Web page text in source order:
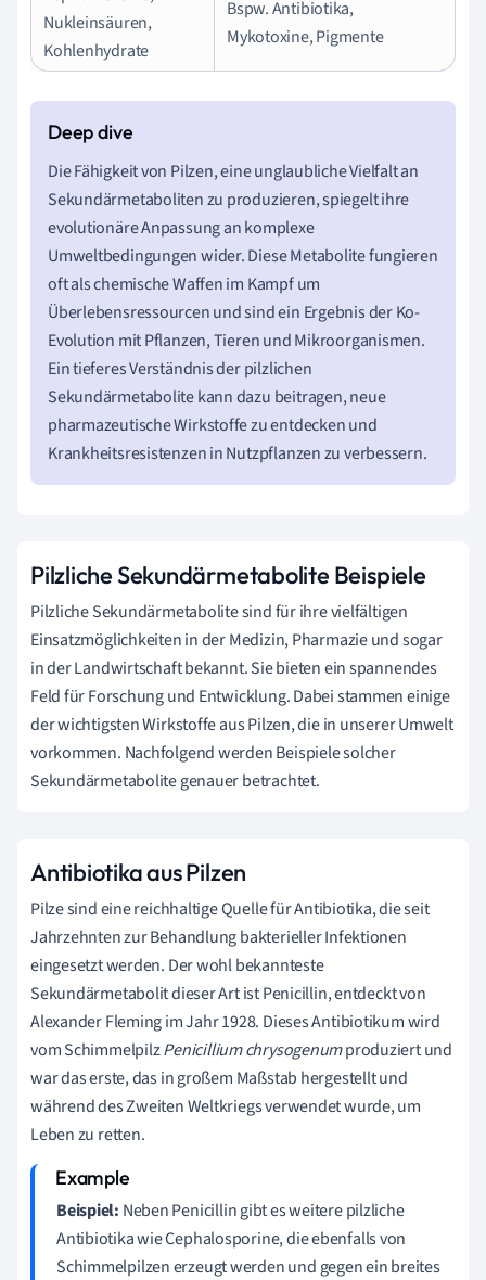
Nukleinsäuren,
Kohlenhydrate
Bspw. Antibiotika,
Mykotoxine, Pigmente
Die Fähigkeit von Pilzen, eine unglaubliche Vielfalt an
Sekundärmetaboliten zu produzieren, spiegelt ihre
evolutionäre Anpassung an komplexe
Umweltbedingungen wider. Diese Metabolite fungieren
oft als chemische Waffen im Kampf um
Überlebensressourcen und sind ein Ergebnis der Ko-
Evolution mit Pflanzen, Tieren und Mikroorganismen.
Ein tieferes Verständnis der pilzlichen
Sekundärmetabolite kann dazu beitragen, neue
pharmazeutische Wirkstoffe zu entdecken und
Krankheitsresistenzen in Nutzpflanzen zu verbessern.
Pilzliche Sekundärmetabolite Beispiele
Pilzliche Sekundärmetabolite sind für ihre vielfältigen
Einsatzmöglichkeiten in der Medizin, Pharmazie und sogar
in der Landwirtschaft bekannt. Sie bieten ein spannendes
Feld für Forschung und Entwicklung. Dabei stammen einige
der wichtigsten Wirkstoffe aus Pilzen, die in unserer Umwelt
vorkommen. Nachfolgend werden Beispiele solcher
Sekundärmetabolite genauer betrachtet.
Antibiotika aus Pilzen
Pilze sind eine reichhaltige Quelle für Antibiotika, die seit
Jahrzehnten zur Behandlung bakterieller Infektionen
eingesetzt werden. Der wohl bekannteste
Sekundärmetabolit dieser Art ist Penicillin, entdeckt von
Alexander Fleming im Jahr 1928. Dieses Antibiotikum wird
vom SchimmelpilzPenicillium chrysogenumproduziert und
war das erste, das in großem Maßstab hergestellt und
während des Zweiten Weltkriegs verwendet wurde, um
Leben zu retten.
Beispiel: Neben Penicillin gibt es weitere pilzliche
Antibiotika wie Cephalosporine, die ebenfalls von
Schimmelpilzen erzeugt werden und gegen ein breites